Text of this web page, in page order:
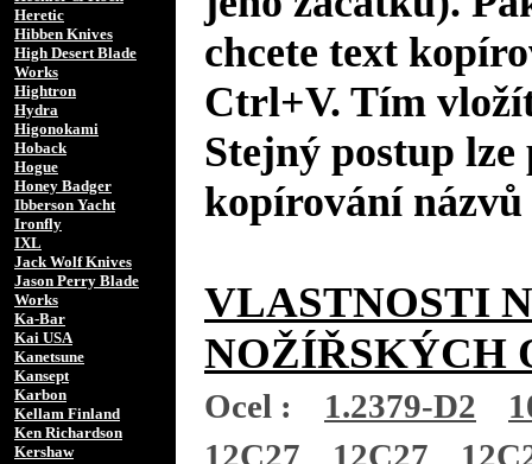
Heretic
Hibben Knives
High Desert Blade
Works
Hightron
Hydra
Higonokami
Hoback
Hogue
Honey Badger
Ibberson Yacht
Ironfly
IXL
Jack Wolf Knives
Jason Perry Blade
Works
Ka-Bar
Kai USA
Kanetsune
Kansept
Karbon
Kellam Finland
Ken Richardson
Kershaw
chcete text
Ctrl+V. Tím
Stejný postup
kopírování
VLASTNOSTI
NOŽÍŘSKÝCH
Ocel : 1.2379-D2
12C27
12C27